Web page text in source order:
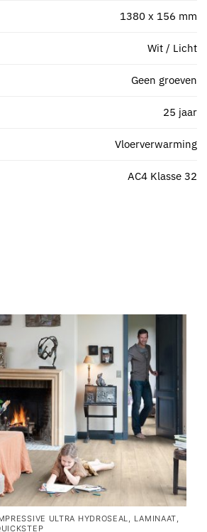
1380 x 156 mm
Wit / Licht
Geen groeven
25 jaar
Vloerverwarming
AC4 Klasse 32
ULTRA HYDROSEAL, LAMINAAT,